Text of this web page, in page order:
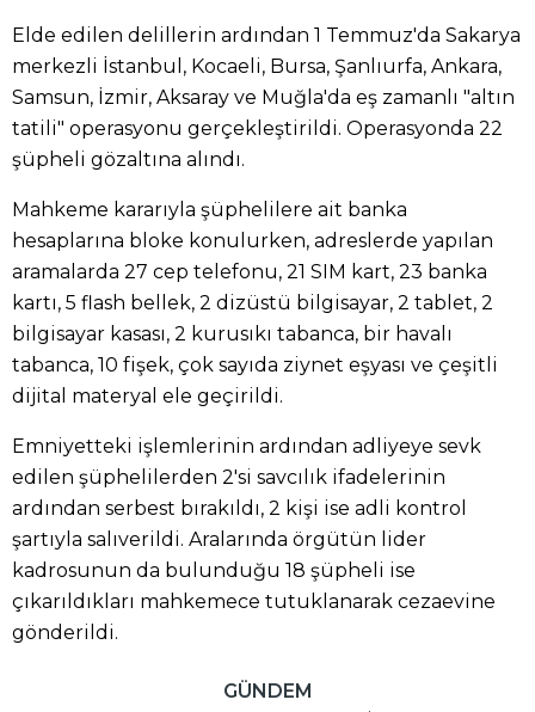
Elde edilen delillerin ardından 1 Temmuz'da Sakarya
merkezli İstanbul, Kocaeli, Bursa, Şanlıurfa, Ankara,
Samsun, İzmir, Aksaray ve Muğla'da eş zamanlı "altın
tatili" operasyonu gerçekleştirildi. Operasyonda 22
şüpheli gözaltına alındı.
Mahkeme kararıyla şüphelilere ait banka
hesaplarına bloke konulurken, adreslerde yapılan
aramalarda 27 cep telefonu, 21 SIM kart, 23 banka
kartı, 5 flash bellek, 2 dizüstü bilgisayar, 2 tablet, 2
bilgisayar kasası, 2 kurusıkı tabanca, bir havalı
tabanca, 10 fişek, çok sayıda ziynet eşyası ve çeşitli
dijital materyal ele geçirildi.
Emniyetteki işlemlerinin ardından adliyeye sevk
edilen şüphelilerden 2'si savcılık ifadelerinin
ardından serbest bırakıldı, 2 kişi ise adli kontrol
şartıyla salıverildi. Aralarında örgütün lider
kadrosunun da bulunduğu 18 şüpheli ise
çıkarıldıkları mahkemece tutuklanarak cezaevine
gönderildi.
GÜNDEM